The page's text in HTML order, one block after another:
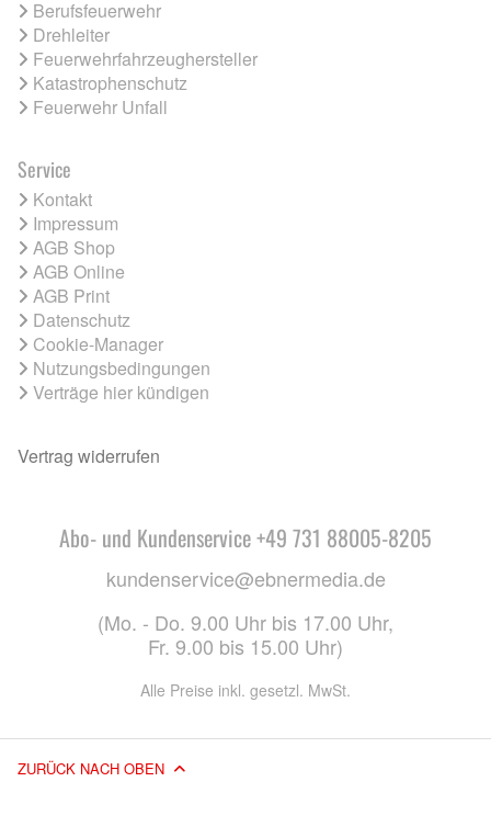
Berufsfeuerwehr
Drehleiter
Feuerwehrfahrzeughersteller
Katastrophenschutz
Feuerwehr Unfall
Service
Kontakt
Impressum
AGB Shop
AGB Online
AGB Print
Datenschutz
Cookie-Manager
Nutzungsbedingungen
Verträge hier kündigen
Vertrag widerrufen
Abo- und Kundenservice +49 731 88005-8205
kundenservice@ebnermedia.de
(Mo. - Do. 9.00 Uhr bis 17.00 Uhr,
Fr. 9.00 bis 15.00 Uhr)
Alle Preise inkl. gesetzl. MwSt.
ZURÜCK NACH OBEN